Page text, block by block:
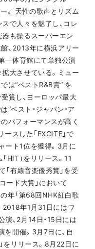
。 天性の歌声とリズム
で人々を魅了し、コレ
器も操るスーパーエン
、2013年に横浜アリー
一体育館にて単独公演
大させている。ミュー
は“ベストR&B賞” を
賞し、ヨーロッパ最大
“ベスト・ジャパン・ア
パフォーマンスが高く
スした「EXCITE」で
ート1位を獲得。3月に
HIT」をリリース。11
「有線音楽優秀賞」を受
ード大賞」において
の年「第68回NHK紅白歌
2018年1月31日にはワ
、2月14日・15日には
開催。3月7日に、自
をリリース。8月22日に